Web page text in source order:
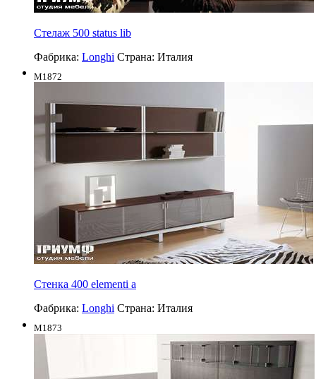
Стелаж 500 status lib
Фабрика: Longhi Страна: Италия
M1872
Стенка 400 elementi a
Фабрика: Longhi Страна: Италия
M1873